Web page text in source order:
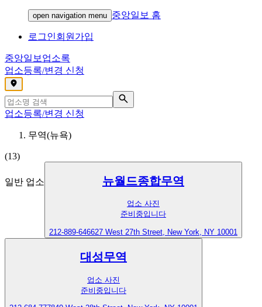
open navigation menu 중앙일보 홈
로그인회원가입
중앙일보 업소록
업소등록/변경 신청
,
업소등록/변경 신청
무역(뉴욕)
(13)
일반 업소 뉴월드종합무역
업소 사진
준비중입니다
212-889-646627 West 27th Street, New York, NY 10001
대성무역
업소 사진
준비중입니다